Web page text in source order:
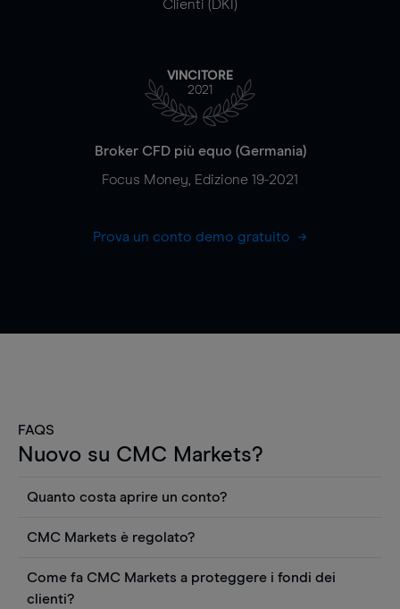
Clienti (DKI)
VINCITORE
2021
Broker CFD più equo (Germania)
Focus Money, Edizione 19-2021
Prova un conto demo gratuito
FAQS
Nuovo su CMC Markets?
Quanto costa aprire un conto?
Puoi anche visualizzare gratuitamente i prezzi e
utilizzare strumenti come grafici, notizie Reuters
o rapporti quantitativi sui titoli azionari di
CMC Markets è regolato?
regolamentato dall'Autorità federale tedesca di
Come fa CMC Markets a proteggere i fondi dei
clienti?